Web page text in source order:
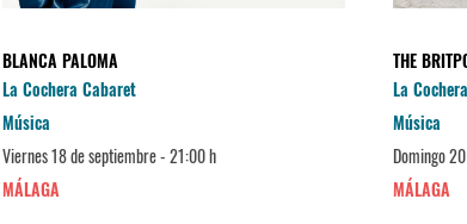
BLANCA PALOMA
La Cochera Cabaret
Música
Viernes 18 de septiembre - 21:00 h
MÁLAGA
THE
La
Música
Domingo
MÁLAGA